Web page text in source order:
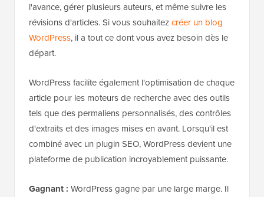
l'avance, gérer plusieurs auteurs, et même suivre les
révisions d'articles. Si vous souhaitezcréer un blog
WordPress, il a tout ce dont vous avez besoin dès le
départ.
WordPress facilite également l'optimisation de chaque
article pour les moteurs de recherche avec des outils
tels que des permaliens personnalisés, des contrôles
d'extraits et des images mises en avant. Lorsqu'il est
combiné avec un plugin SEO, WordPress devient une
plateforme de publication incroyablement puissante.
Gagnant : WordPress gagne par une large marge. Il